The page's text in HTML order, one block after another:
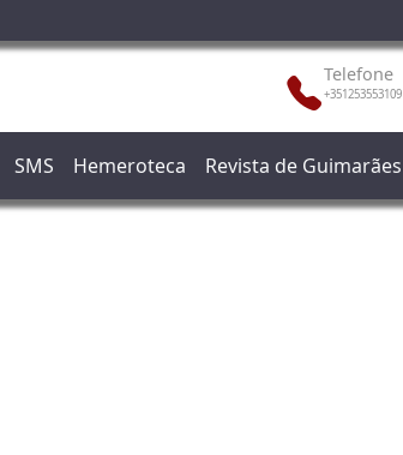
Telefone
+351253553109
SMS Hemeroteca Revista de Guimarães